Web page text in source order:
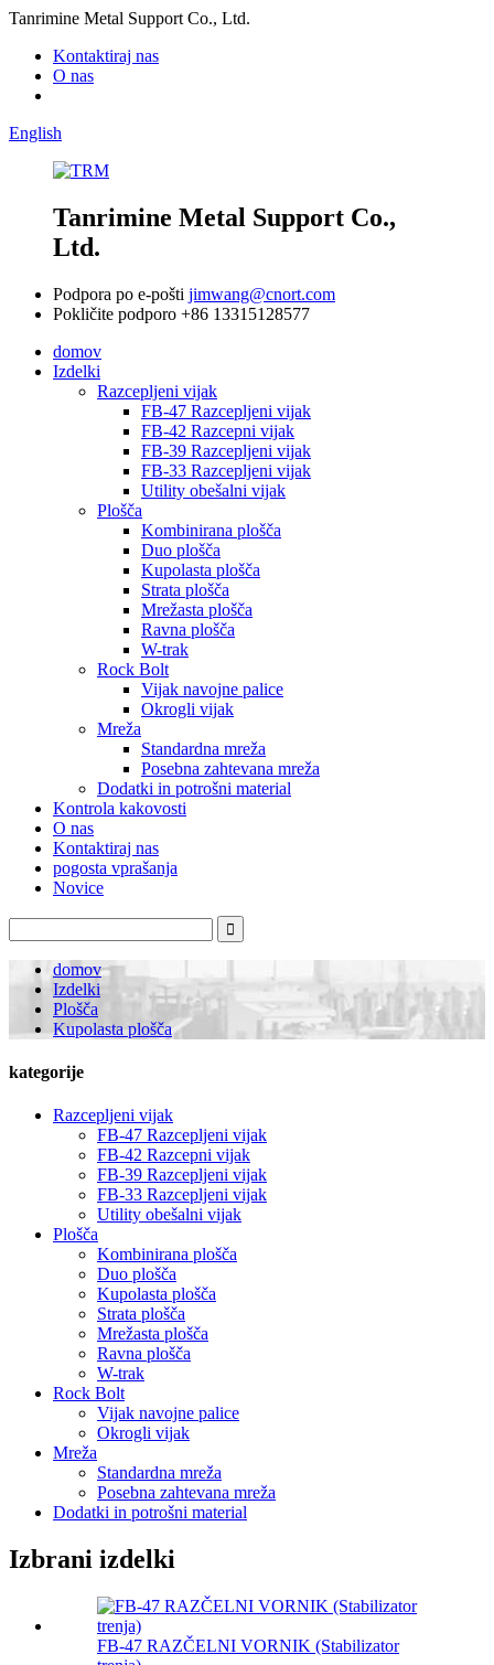
Tanrimine Metal Support Co., Ltd.
Kontaktiraj nas
O nas
English
Tanrimine Metal Support Co.,
Ltd.
Podpora po e-pošti jimwang@cnort.com
Pokličite podporo +86 13315128577
domov
Izdelki
Razcepljeni vijak
FB-47 Razcepljeni vijak
FB-42 Razcepni vijak
FB-39 Razcepljeni vijak
FB-33 Razcepljeni vijak
Utility obešalni vijak
Plošča
Kombinirana plošča
Duo plošča
Kupolasta plošča
Strata plošča
Mrežasta plošča
Ravna plošča
W-trak
Rock Bolt
Vijak navojne palice
Okrogli vijak
Mreža
Standardna mreža
Posebna zahtevana mreža
Dodatki in potrošni material
Kontrola kakovosti
O nas
Kontaktiraj nas
pogosta vprašanja
Novice
domov
Izdelki
Plošča
Kupolasta plošča
kategorije
Razcepljeni vijak
FB-47 Razcepljeni vijak
FB-42 Razcepni vijak
FB-39 Razcepljeni vijak
FB-33 Razcepljeni vijak
Utility obešalni vijak
Plošča
Kombinirana plošča
Duo plošča
Kupolasta plošča
Strata plošča
Mrežasta plošča
Ravna plošča
W-trak
Rock Bolt
Vijak navojne palice
Okrogli vijak
Mreža
Standardna mreža
Posebna zahtevana mreža
Dodatki in potrošni material
Izbrani izdelki
FB-47 RAZČELNI VORNIK (Stabilizator